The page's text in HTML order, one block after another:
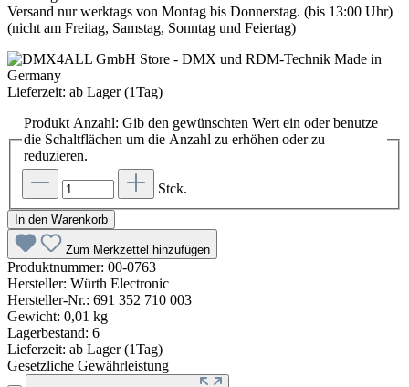
Versand nur werktags von Montag bis Donnerstag. (bis 13:00 Uhr)
(nicht am Freitag, Samstag, Sonntag und Feiertag)
Lieferzeit: ab Lager (1Tag)
Produkt Anzahl: Gib den gewünschten Wert ein oder benutze
die Schaltflächen um die Anzahl zu erhöhen oder zu
reduzieren.
Stck.
In den Warenkorb
Zum Merkzettel hinzufügen
Produktnummer: 00-0763
Hersteller: Würth Electronic
Hersteller-Nr.: 691 352 710 003
Gewicht: 0,01 kg
Lagerbestand: 6
Lieferzeit: ab Lager (1Tag)
Gesetzliche Gewährleistung